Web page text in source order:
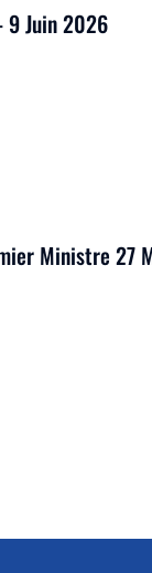
9 Juin 2026
Ministre 27